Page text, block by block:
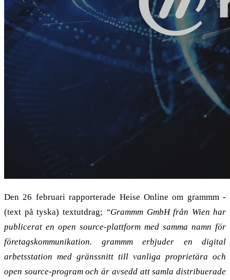
Den 26 februari rapporterade Heise Online om grammm -
(text på tyska) textutdrag; “Grammm GmbH från Wien har
publicerat en open source-plattform med samma namn för
företagskommunikation. grammm erbjuder en digital
arbetsstation med gränssnitt till vanliga proprietära och
open source-program och är avsedd att samla distribuerade